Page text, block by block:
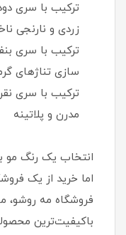
زردی و نارنجی
ترکیب با سری
سازی تناژهای
ترکیب با سری
مدرن و پلاتینه
انتخاب یک رنگ مو
اما خرید از یک
فروشگاه مه روشو،
باکیفیت‌ترین